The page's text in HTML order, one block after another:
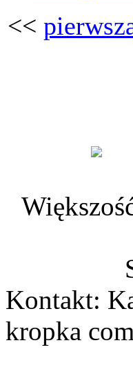
<<
Kontakt:
kropka com